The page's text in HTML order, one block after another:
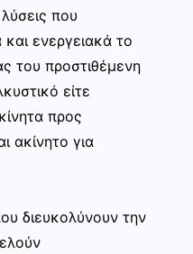
που
και ενεργειακά το
του προστιθέμενη
είτε
προς
ακίνητο για
διευκολύνουν την